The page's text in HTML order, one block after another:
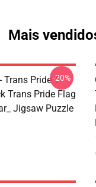
Mais
Trans Pride T-
Trans Pride Flag
Jigsaw Puzzle
-20%